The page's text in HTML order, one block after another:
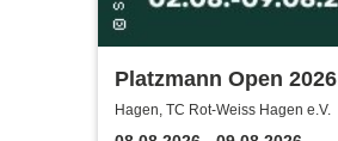
Platzmann Open 2026
Hagen, TC Rot-Weiss Hagen e.V.